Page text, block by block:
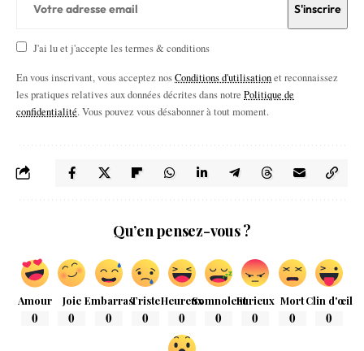
J'ai lu et j'accepte les termes & conditions
En vous inscrivant, vous acceptez nosConditions d'utilisationet reconnaissez
les pratiques relatives aux données décrites dans notre Politique de
confidentialité. Vous pouvez vous désabonner à tout moment.
Qu’en pensez-vous ?
Amour
0
Joie
0
Embarras
0
Triste
0
Heureux
0
Somnolent
0
Furieux
0
Mort
0
Clin d'œil
0